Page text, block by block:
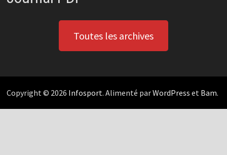
Toutes les archives
Copyright © 2026 Infosport. Alimenté parWordPress et Bam.